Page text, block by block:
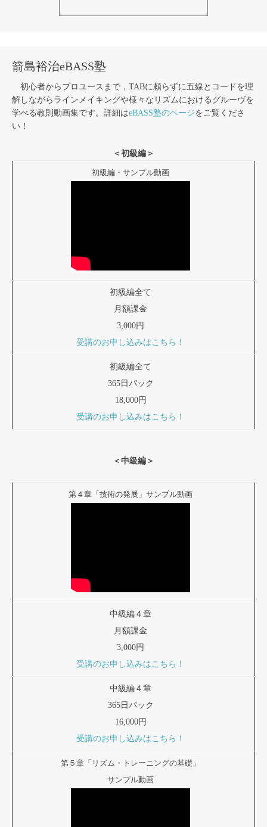
箭島裕治eBASS塾
初心者からプロユースまで，TABに頼らずに五線とコードを理
解しながらラインメイキングや様々なリズムにおけるグルーヴを
学べる教則動画集です。詳細はeBASS塾のページをご覧くださ
い！
＜初級編＞
初級編・サンプル動画
初級編全て
月額課金
3,000円
受講のお申し込みはこちら！
初級編全て
365日パック
18,000円
受講のお申し込みはこちら！
＜中級編＞
第４章「技術の発展」サンプル動画
中級編４章
月額課金
3,000円
受講のお申し込みはこちら！
中級編４章
365日パック
16,000円
受講のお申し込みはこちら！
第５章「リズム・トレーニングの基礎」
サンプル動画